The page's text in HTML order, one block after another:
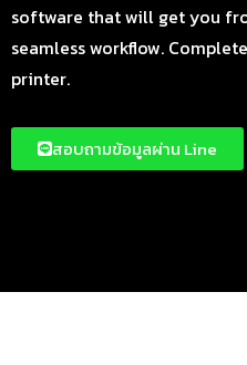
software that will get you
seamless workflow.
printer.
สอบถามข้อมูลผ่าน Line